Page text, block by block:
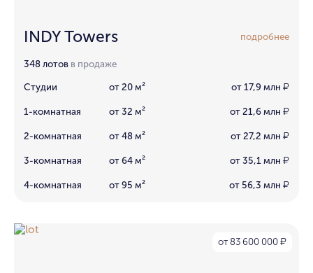
INDY Towers подробнее
348 лотов в продаже
Студии от 20 м² от 17,9 млн ₽
1-комнатная от 32 м² от 21,6 млн ₽
2-комнатная от 48 м² от 27,2 млн ₽
3-комнатная от 64 м² от 35,1 млн ₽
4-комнатная от 95 м² от 56,3 млн ₽
от 83 600 000 ₽